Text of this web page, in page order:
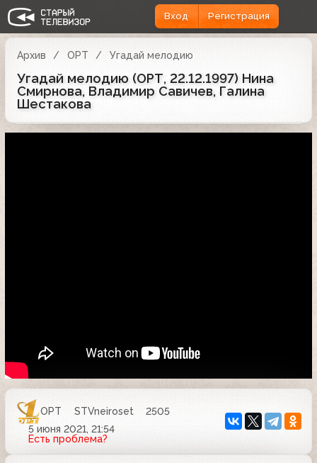
Вход Регистрация
Архив ОРТ Угадай мелодию
Угадай мелодию (ОРТ, 22.12.1997) Нина
Смирнова, Владимир Савичев, Галина
Шестакова
ОРТ STVneiroset
2505
5 июня 2021, 21:54
Есть проблема?